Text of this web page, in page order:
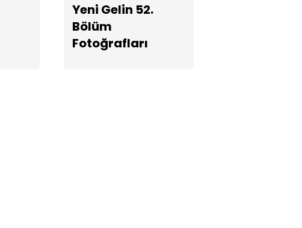
Yeni Gelin 52.
Bölüm
Fotoğrafları